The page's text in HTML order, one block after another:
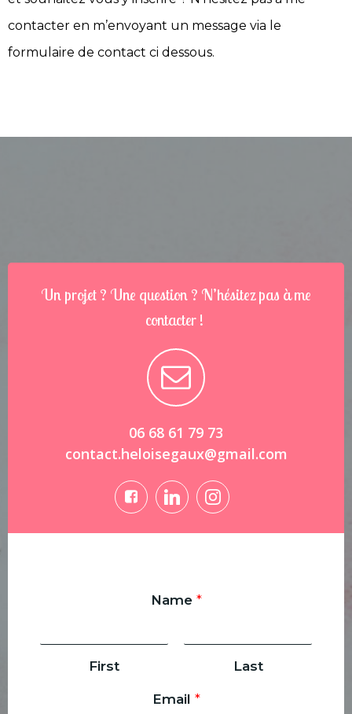
contacter en m’envoyant un message via le
formulaire de contact ci dessous.
Un projet ? Une question ? N’hésitez pas à me
contacter !
06 68 61 79 73
contact.heloisegaux@gmail.com
Name *
First Last
Email *